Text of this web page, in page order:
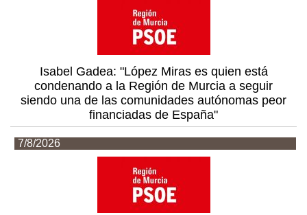
Isabel Gadea: "López Miras es quien está
condenando a la Región de Murcia a seguir
siendo una de las comunidades autónomas peor
financiadas de España"
7/8/2026